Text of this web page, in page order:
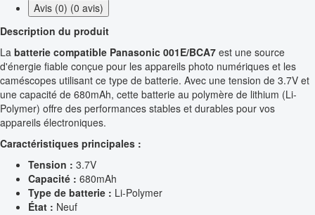
Avis (0) (0 avis)
Description du produit
La batterie compatible Panasonic 001E/BCA7 est une source
d'énergie fiable conçue pour les appareils photo numériques et les
caméscopes utilisant ce type de batterie. Avec une tension de 3.7V et
une capacité de 680mAh, cette batterie au polymère de lithium (Li-
Polymer) offre des performances stables et durables pour vos
appareils électroniques.
Caractéristiques principales :
Tension : 3.7V
Capacité : 680mAh
Type de batterie : Li-Polymer
État : Neuf